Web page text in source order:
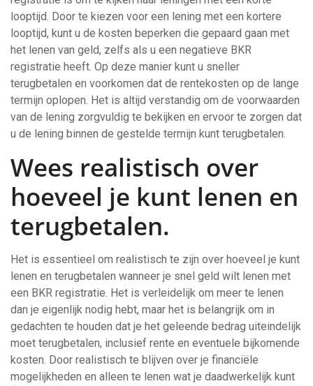
looptijd. Door te kiezen voor een lening met een kortere
looptijd, kunt u de kosten beperken die gepaard gaan met
het lenen van geld, zelfs als u een negatieve BKR
registratie heeft. Op deze manier kunt u sneller
terugbetalen en voorkomen dat de rentekosten op de lange
termijn oplopen. Het is altijd verstandig om de voorwaarden
van de lening zorgvuldig te bekijken en ervoor te zorgen dat
u de lening binnen de gestelde termijn kunt terugbetalen.
Wees realistisch over
hoeveel je kunt lenen en
terugbetalen.
Het is essentieel om realistisch te zijn over hoeveel je kunt
lenen en terugbetalen wanneer je snel geld wilt lenen met
een BKR registratie. Het is verleidelijk om meer te lenen
dan je eigenlijk nodig hebt, maar het is belangrijk om in
gedachten te houden dat je het geleende bedrag uiteindelijk
moet terugbetalen, inclusief rente en eventuele bijkomende
kosten. Door realistisch te blijven over je financiële
mogelijkheden en alleen te lenen wat je daadwerkelijk kunt